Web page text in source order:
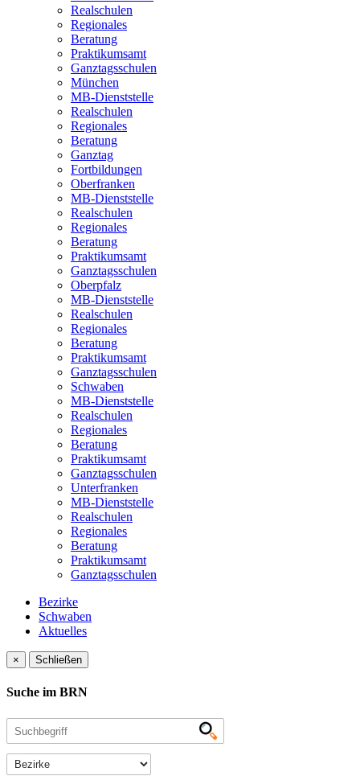
Realschulen
Regionales
Beratung
Praktikumsamt
Ganztagsschulen
München
MB-Dienststelle
Realschulen
Regionales
Beratung
Ganztag
Fortbildungen
Oberfranken
MB-Dienststelle
Realschulen
Regionales
Beratung
Praktikumsamt
Ganztagsschulen
Oberpfalz
MB-Dienststelle
Realschulen
Regionales
Beratung
Praktikumsamt
Ganztagsschulen
Schwaben
MB-Dienststelle
Realschulen
Regionales
Beratung
Praktikumsamt
Ganztagsschulen
Unterfranken
MB-Dienststelle
Realschulen
Regionales
Beratung
Praktikumsamt
Ganztagsschulen
Bezirke
Schwaben
Aktuelles
× Schließen
Suche im BRN